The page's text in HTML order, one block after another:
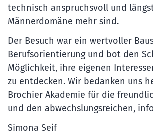
technisch anspruchsvoll und
Männerdomäne mehr sind.
Der Besuch war ein wertvoller
Berufsorientierung und bot den
Möglichkeit, ihre eigenen
zu entdecken. Wir bedanken uns
Brochier Akademie für die
und den abwechslungsreichen,
Simona Seif